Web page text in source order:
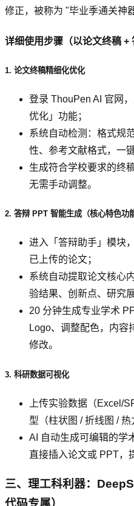
修正，被称为 "毕业季通关神
详细使用步骤（以论文终稿 +
1. 论文终稿精细化优化
登录 ThouPen AI 官网
优化」功能；
系统自动检测：格式规
性、参考文献格式，一
生成符合学校要求的终
无需手动调整。
2. 答辩 PPT 智能生成（核心特色功
进入「答辩助手」模块
已上传的论文；
系统自动提取论文核心
验结果、创新点、研究
20 分钟生成专业学术
Logo、调整配色，内容
修改。
3. 科研数据可视化
上传实验数据（Excel/
型（柱状图 / 折线图 / 热
AI 自动生成可编辑的学
直接插入论文或 PPT，
三、理工科利器：